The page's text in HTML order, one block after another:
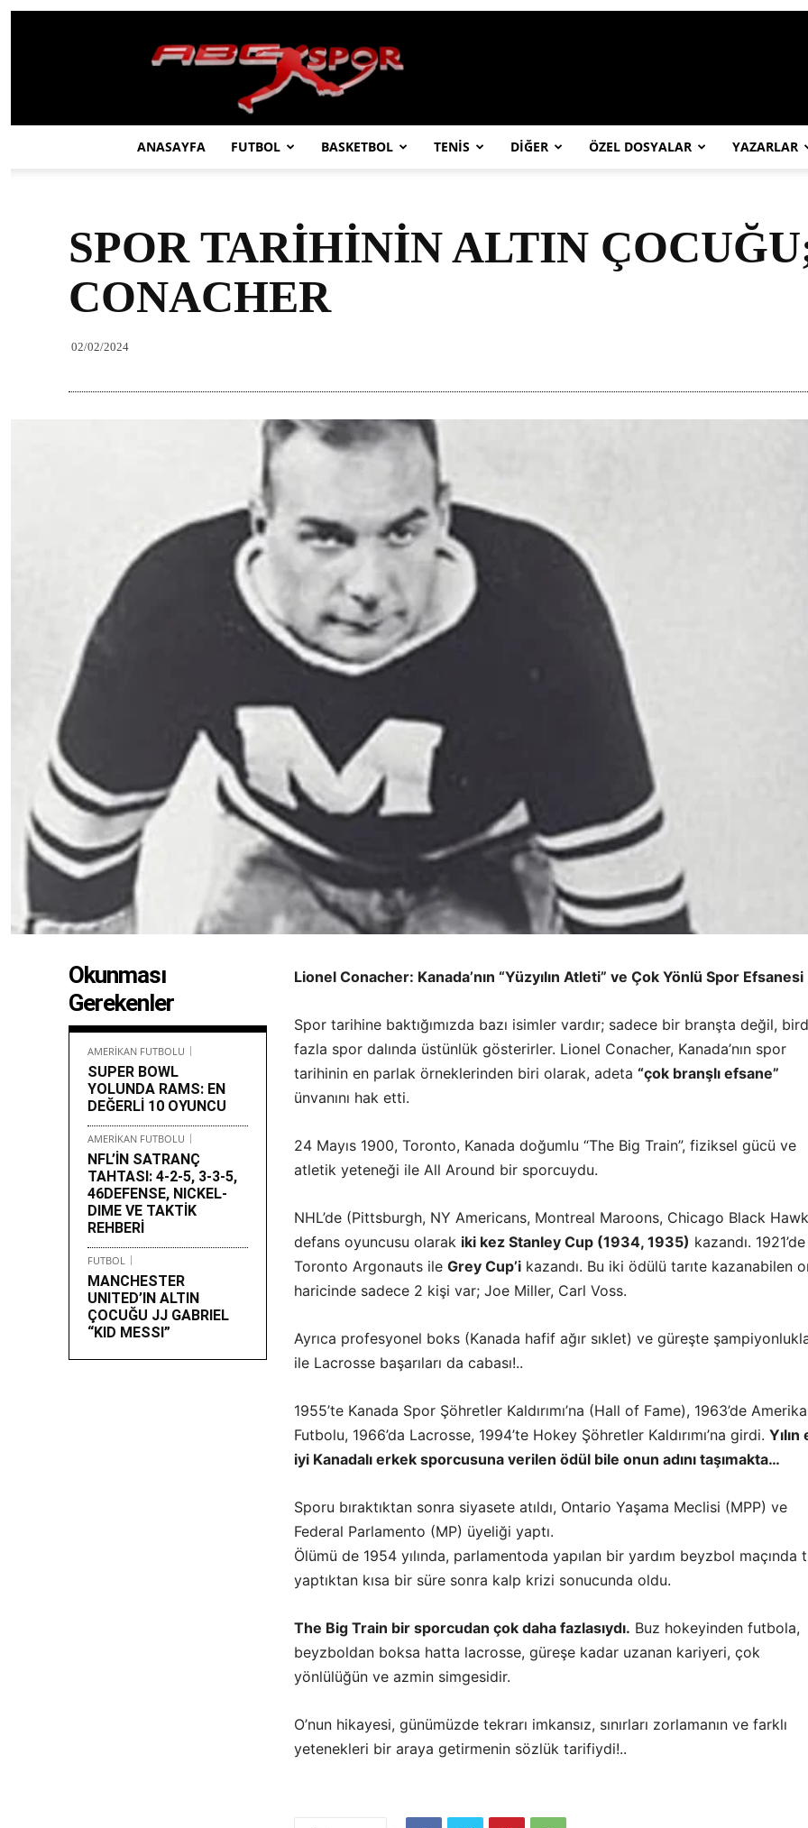
ABC
SPOR
ANASAYFA FUTBOL BASKETBOL TENİS DİĞER ÖZEL DOSYALAR YAZARLAR
SPOR TARİHİNİN ALTIN
CONACHER
02/02/2024
Okunması
Gerekenler
AMERİKAN FUTBOLU
SUPER BOWL
YOLUNDA RAMS: EN
DEĞERLİ 10 OYUNCU
AMERİKAN FUTBOLU
NFL’İN SATRANÇ
TAHTASI: 4-2-5, 3-3-5,
46DEFENSE, NICKEL-
DIME VE TAKTİK
REHBERİ
FUTBOL
MANCHESTER
UNITED’IN ALTIN
ÇOCUĞU JJ GABRIEL
“KID MESSI”
Lionel Conacher: Kanada’nın “Yüzyılın Atleti” ve Çok Yönlü Spor Efsanesi
Spor tarihine baktığımızda bazı isimler vardır; sadece bir branşta değil,
fazla spor dalında üstünlük gösterirler. Lionel Conacher, Kanada’nın spor
tarihinin en parlak örneklerinden biri olarak, adeta “çok branşlı efsane”
ünvanını hak etti.
24 Mayıs 1900, Toronto, Kanada doğumlu “The Big Train”, fiziksel gücü ve
atletik yeteneği ile All Around bir sporcuydu.
NHL’de (Pittsburgh, NY Americans, Montreal Maroons, Chicago Black
defans oyuncusu olarak iki kez Stanley Cup (1934, 1935) kazandı. 1921’de
Toronto Argonauts ile Grey Cup’i kazandı. Bu iki ödülü tarıte kazanabilen
haricinde sadece 2 kişi var; Joe Miller, Carl Voss.
Ayrıca profesyonel boks (Kanada hafif ağır sıklet) ve güreşte
ile Lacrosse başarıları da cabası!..
1955’te Kanada Spor Şöhretler Kaldırımı’na (Hall of Fame), 1963’de
Futbolu, 1966’da Lacrosse, 1994’te Hokey Şöhretler Kaldırımı’na girdi. Yılın
iyi Kanadalı erkek sporcusuna verilen ödül bile onun adını taşımakta…
Sporu bıraktıktan sonra siyasete atıldı, Ontario Yaşama Meclisi (MPP) ve
Federal Parlamento (MP) üyeliği yaptı.
Ölümü de 1954 yılında, parlamentoda yapılan bir yardım beyzbol maçında
yaptıktan kısa bir süre sonra kalp krizi sonucunda oldu.
The Big Train bir sporcudan çok daha fazlasıydı. Buz hokeyinden futbola,
beyzboldan boksa hatta lacrosse, güreşe kadar uzanan kariyeri, çok
yönlülüğün ve azmin simgesidir.
O’nun hikayesi, günümüzde tekrarı imkansız, sınırları zorlamanın ve farklı
yetenekleri bir araya getirmenin sözlük tarifiydi!..